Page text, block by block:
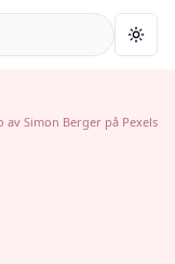
av Simon Berger på Pexels